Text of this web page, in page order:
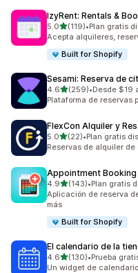
IzyRent: Rentals &
5.0de 5 estrellas
(119)
119 reseñas en total
•Plan gratis
Acepta alquileres,
Built for Shopify
Sesami: Reserva de
4.6de 5 estrellas
(259)
259 reseñas en total
•Desde $19
Plataforma de reservas
FlexCon Alquiler y
5.0de 5 estrellas
(22)
22 reseñas en total
•Plan gratis
Reservas de alquiler
Appointment
4.9de 5 estrellas
(143)
143 reseñas en total
•Plan gratis
Aplicación de reserva
más
Built for Shopify
El calendario de la
4.6de 5 estrellas
(130)
130 reseñas en total
•Prueba
Un widget de